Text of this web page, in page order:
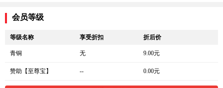
会员等级
等级名称 享受折扣 折后价
青铜 无 9.00元
赞助【至尊宝】 -- 0.00元